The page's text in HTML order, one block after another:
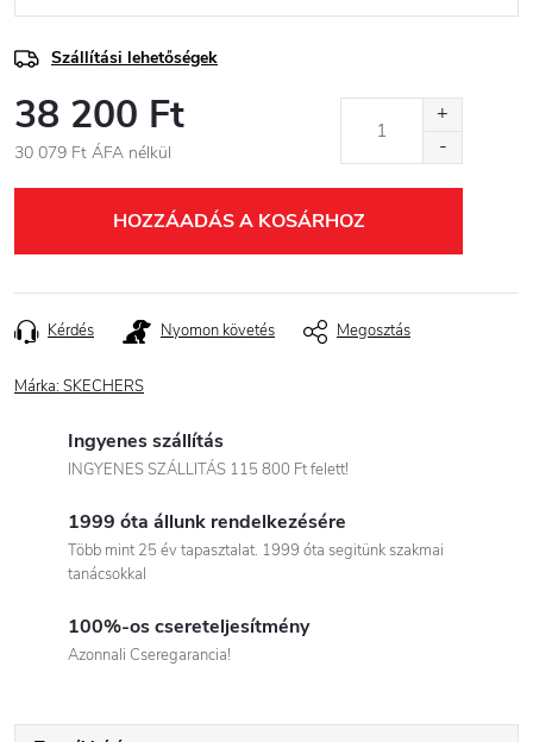
Szállítási lehetőségek
38 200 Ft
30 079 Ft ÁFA nélkül
HOZZÁADÁS A KOSÁRHOZ
Kérdés Nyomon követés Megosztás
Márka: SKECHERS
Ingyenes szállítás
INGYENES SZÁLLITÁS 115 800 Ft felett!
1999 óta állunk rendelkezésére
Több mint 25 év tapasztalat. 1999 óta segitünk szakmai
tanácsokkal
100%-os csereteljesítmény
Azonnali Cseregarancia!